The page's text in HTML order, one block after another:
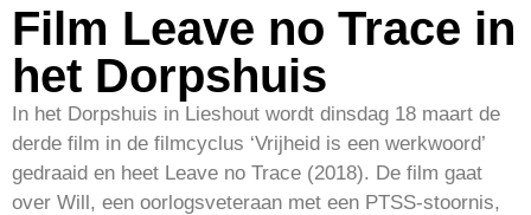
Film Leave no Trace in
het Dorpshuis
In het Dorpshuis in Lieshout wordt dinsdag 18 maart de
derde film in de filmcyclus ‘Vrijheid is een werkwoord’
gedraaid en heet Leave no Trace (2018). De film gaat
over Will, een oorlogsveteraan met een PTSS-stoornis,